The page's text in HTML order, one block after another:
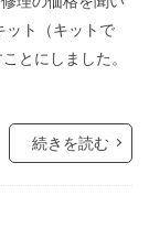
ット（キットで
とにしました。
続きを読む